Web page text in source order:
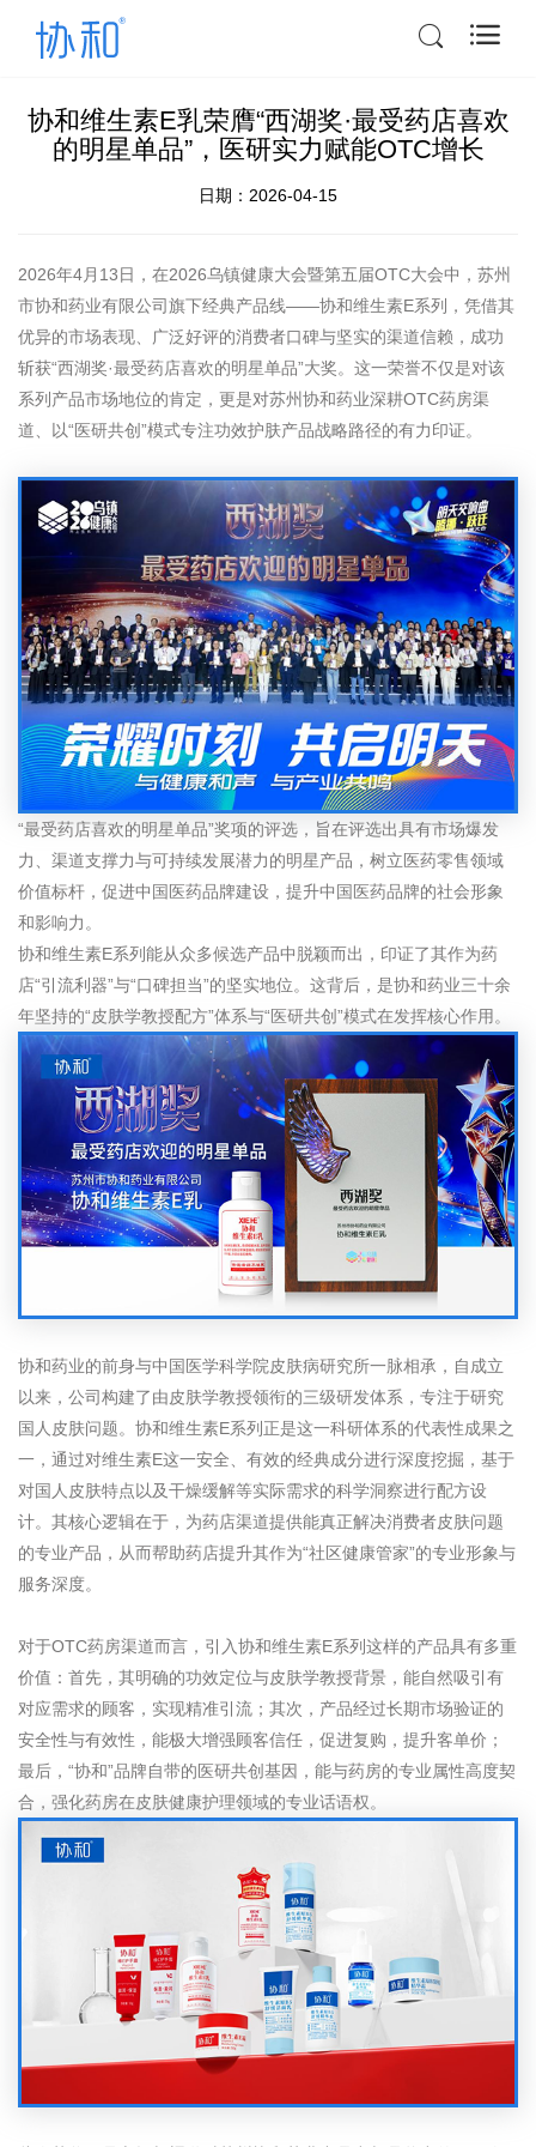
协和维生素E乳荣膺“西湖奖·最受药店喜欢
的明星单品”，医研实力赋能OTC增长
日期：2026-04-15
2026年4月13日，在2026乌镇健康大会暨第五届OTC大会中，苏州
市协和药业有限公司旗下经典产品线——协和维生素E系列，凭借其
优异的市场表现、广泛好评的消费者口碑与坚实的渠道信赖，成功
斩获“西湖奖·最受药店喜欢的明星单品”大奖。这一荣誉不仅是对该
系列产品市场地位的肯定，更是对苏州协和药业深耕OTC药房渠
道、以“医研共创”模式专注功效护肤产品战略路径的有力印证。
“最受药店喜欢的明星单品”奖项的评选，旨在评选出具有市场爆发
力、渠道支撑力与可持续发展潜力的明星产品，树立医药零售领域
价值标杆，促进中国医药品牌建设，提升中国医药品牌的社会形象
和影响力。
协和维生素E系列能从众多候选产品中脱颖而出，印证了其作为药
店“引流利器”与“口碑担当”的坚实地位。这背后，是协和药业三十余
年坚持的“皮肤学教授配方”体系与“医研共创”模式在发挥核心作用。
协和药业的前身与中国医学科学院皮肤病研究所一脉相承，自成立
以来，公司构建了由皮肤学教授领衔的三级研发体系，专注于研究
国人皮肤问题。协和维生素E系列正是这一科研体系的代表性成果之
一，通过对维生素E这一安全、有效的经典成分进行深度挖掘，基于
对国人皮肤特点以及干燥缓解等实际需求的科学洞察进行配方设
计。其核心逻辑在于，为药店渠道提供能真正解决消费者皮肤问题
的专业产品，从而帮助药店提升其作为“社区健康管家”的专业形象与
服务深度。
对于OTC药房渠道而言，引入协和维生素E系列这样的产品具有多重
价值：首先，其明确的功效定位与皮肤学教授背景，能自然吸引有
对应需求的顾客，实现精准引流；其次，产品经过长期市场验证的
安全性与有效性，能极大增强顾客信任，促进复购，提升客单价；
最后，“协和”品牌自带的医研共创基因，能与药房的专业属性高度契
合，强化药房在皮肤健康护理领域的专业话语权。